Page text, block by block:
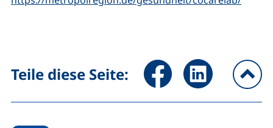
Teile diese Seite: Seite über Facebook teilen
Seite über